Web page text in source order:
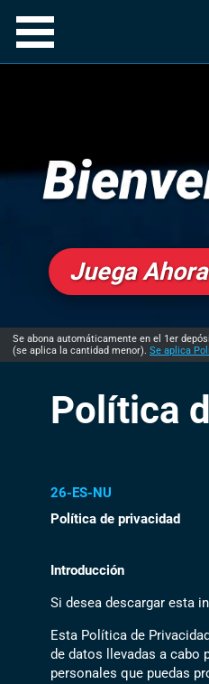
Juega Ahora
Se abona automáticamente en el 1er
(se aplica la cantidad menor). Se aplica
Política
26-ES-NU
Política de privacidad
Introducción
Si desea descargar esta
Esta Política de
de datos llevadas a cabo
personales que puedas